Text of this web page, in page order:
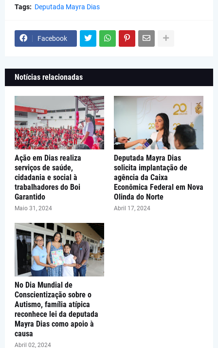
Tags: Deputada Mayra Dias
Facebook
Notícias relacionadas
Ação em Dias realiza
serviços de saúde,
cidadania e social à
trabalhadores do Boi
Garantido
Maio 31, 2024
Deputada Mayra Dias
solicita implantação de
agência da Caixa
Econômica Federal em Nova
Olinda do Norte
Abril 17, 2024
No Dia Mundial de
Conscientização sobre o
Autismo, família atípica
reconhece lei da deputada
Mayra Dias como apoio à
causa
Abril 02, 2024